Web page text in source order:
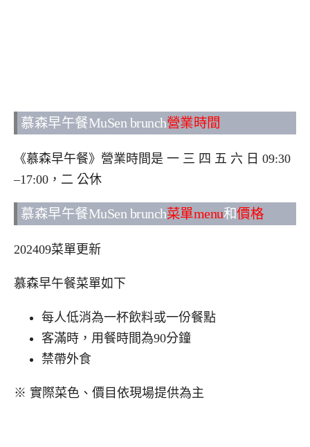
慕森早午餐MuSen brunch營業時間
《慕森早午餐》營業時間是 一 三 四 五 六 日 09:30
–17:00，二 公休
慕森早午餐MuSen brunch菜單menu和價格
202409菜單更新
慕森早午餐菜單如下
每人低消為一杯飲料或一份餐點
客滿時，用餐時間為90分鐘
禁帶外食
※ 實際菜色、價目依現場提供為主